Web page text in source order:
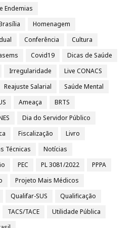
Endemias
Homenagem
Conferência
Cultura
Covid19
Dicas de Saúde
Irregularidade
Live CONACS
Reajuste Salarial
Saúde Mental
Ameaça
BRTS
Dia do Servidor Público
Fiscalização
Livro
Técnicas
Notícias
PEC PL 3081/2022
PPPA
Projeto Mais Médicos
Qualifar-SUS
Qualificação
TACS/TACE
Utilidade Pública